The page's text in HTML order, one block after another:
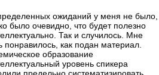
ожиданий у меня не было,
было очевидно, что будет полезно
Так и случилось. Мне
понравилось, как подан материал.
образование
уровень спикера